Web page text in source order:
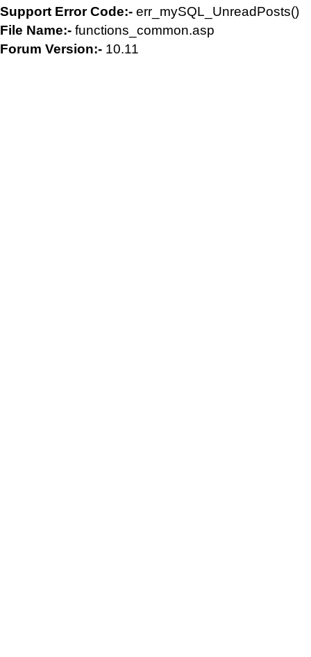
Support Error Code:- err_mySQL_UnreadPosts()
File Name:- functions_common.asp
Forum Version:- 10.11